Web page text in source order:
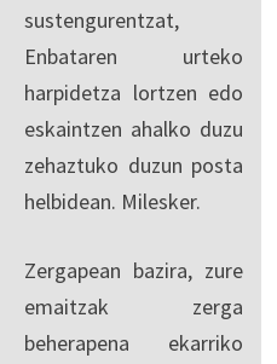
sustengurentzat,
Enbataren urteko
harpidetza lortzen edo
eskaintzen ahalko duzu
zehaztuko duzun posta
helbidean. Milesker.
Zergapean bazira, zure
emaitzak zerga
beherapena ekarriko